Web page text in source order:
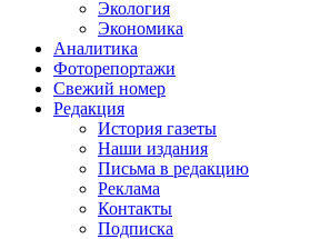
Экология
Экономика
Аналитика
Фоторепортажи
Свежий номер
Редакция
История газеты
Наши издания
Письма в редакцию
Реклама
Контакты
Подписка